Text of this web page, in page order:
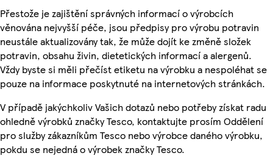
Přestože je zajištění správných informací o výrobcích
věnována nejvyšší péče, jsou předpisy pro výrobu potravin
neustále aktualizovány tak, že může dojít ke změně složek
potravin, obsahu živin, dietetických informací a alergenů.
Vždy byste si měli přečíst etiketu na výrobku a nespoléhat se
pouze na informace poskytnuté na internetových stránkách.
V případě jakýchkoliv Vašich dotazů nebo potřeby získat radu
ohledně výrobků značky Tesco, kontaktujte prosím Oddělení
pro služby zákazníkům Tesco nebo výrobce daného výrobku,
pokdu se nejedná o výrobek značky Tesco.